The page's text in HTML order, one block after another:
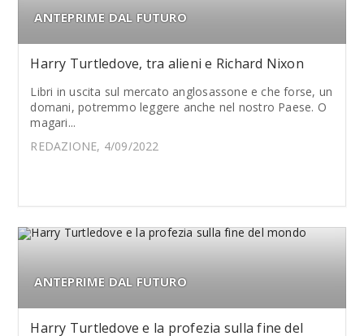
ANTEPRIME DAL FUTURO
Harry Turtledove, tra alieni e Richard Nixon
Libri in uscita sul mercato anglosassone e che forse, un
domani, potremmo leggere anche nel nostro Paese. O
magari...
REDAZIONE, 4/09/2022
ANTEPRIME DAL FUTURO
Harry Turtledove e la profezia sulla fine del